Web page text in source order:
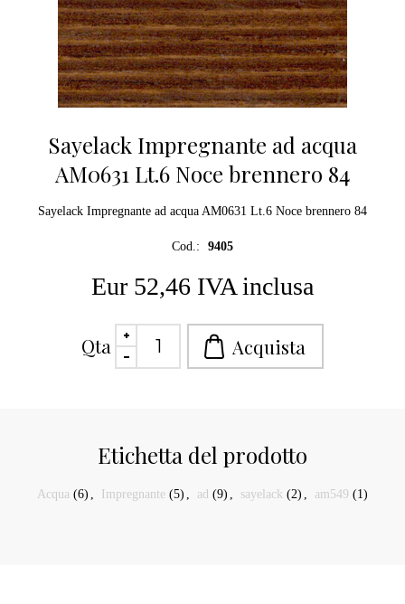
Sayelack Impregnante ad acqua
AM0631 Lt.6 Noce brennero 84
Sayelack Impregnante ad acqua AM0631 Lt.6 Noce brennero 84
Cod.: 9405
Eur 52,46 IVA inclusa
Qta
Etichetta del prodotto
Acqua (6) , Impregnante (5) , ad (9) , sayelack (2) , am549 (1)